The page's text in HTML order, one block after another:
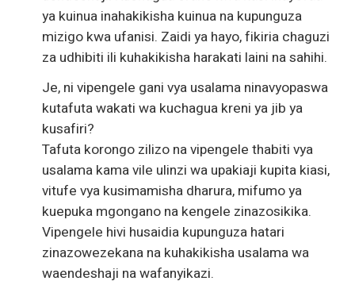
ya kuinua inahakikisha kuinua na kupunguza
mizigo kwa ufanisi. Zaidi ya hayo, fikiria chaguzi
za udhibiti ili kuhakikisha harakati laini na sahihi.
Je, ni vipengele gani vya usalama ninavyopaswa
kutafuta wakati wa kuchagua kreni ya jib ya
kusafiri?
Tafuta korongo zilizo na vipengele thabiti vya
usalama kama vile ulinzi wa upakiaji kupita kiasi,
vitufe vya kusimamisha dharura, mifumo ya
kuepuka mgongano na kengele zinazosikika.
Vipengele hivi husaidia kupunguza hatari
zinazowezekana na kuhakikisha usalama wa
waendeshaji na wafanyikazi.